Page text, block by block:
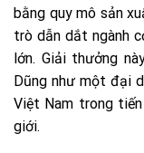
bằng quy mô sản
trò dẫn dắt ngành
lớn. Giải thưởng
Dũng như một đại
Việt Nam trong
giới.